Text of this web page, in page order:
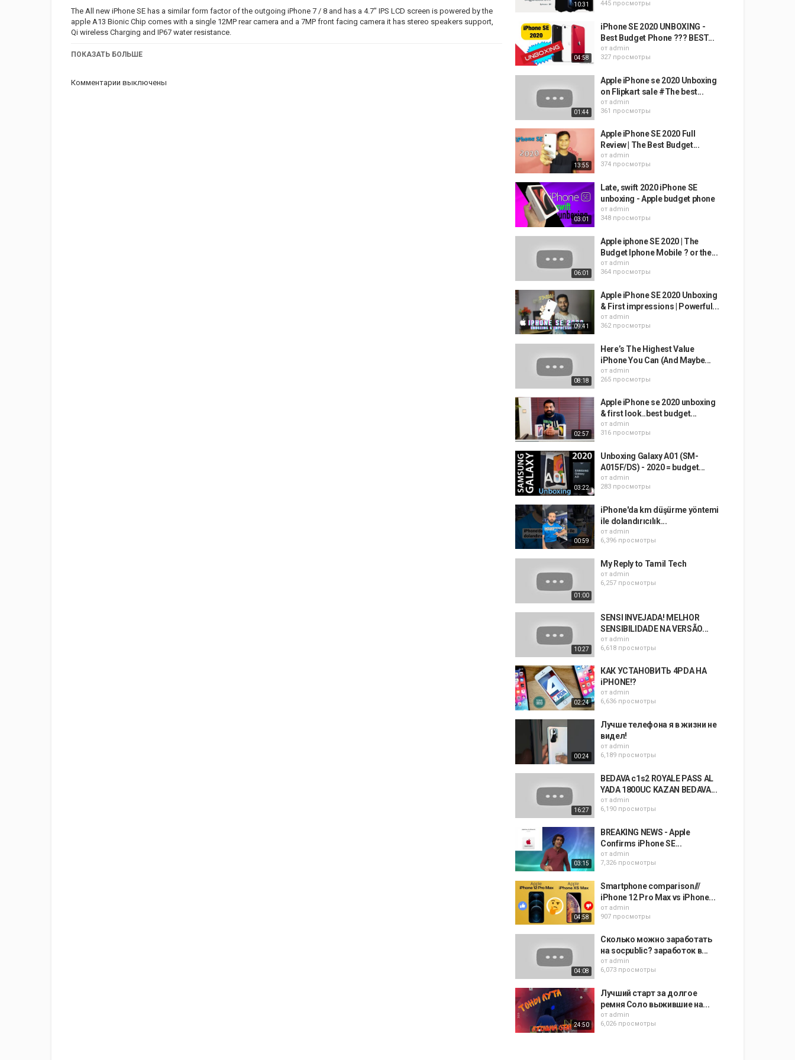
The All new iPhone SE has a similar form factor of the outgoing iPhone 7 / 8 and has a 4.7" IPS LCD screen is powered by the
apple A13 Bionic Chip comes with a single 12MP rear camera and a 7MP front facing camera it has stereo speakers support,
Qi wireless Charging and IP67 water resistance.
Go to the below link to purchase directly from Apple India’s Website:https://www.apple.com/in/iphone-se/
ПОКАЗАТЬ БОЛЬШЕ
Комментарии выключены
10:31 445 просмотры
04:58
iPhone SE 2020 UNBOXING -
Best Budget Phone ??? BEST...
от admin
327 просмотры
01:44
Apple iPhone se 2020 Unboxing
on Flipkart sale #The best...
от admin
361 просмотры
13:55
Apple iPhone SE 2020 Full
Review | The Best Budget...
от admin
374 просмотры
03:01
Late, swift 2020 iPhone SE
unboxing - Apple budget phone
от admin
348 просмотры
06:01
Apple iphone SE 2020 | The
Budget Iphone Mobile ? or the...
от admin
364 просмотры
09:41
Apple iPhone SE 2020 Unboxing
& First impressions | Powerful...
от admin
362 просмотры
08:18
Here’s The Highest Value
iPhone You Can (And Maybe...
от admin
265 просмотры
02:57
Apple iPhone se 2020 unboxing
& first look..best budget...
от admin
316 просмотры
03:22
Unboxing Galaxy A01 (SM-
A015F/DS) - 2020 = budget...
от admin
283 просмотры
00:59
iPhone'da km düşürme yöntemi
ile dolandırıcılık...
от admin
6,396 просмотры
01:00
My Reply to Tamil Tech
от admin
6,257 просмотры
10:27
SENSI INVEJADA! MELHOR
SENSIBILIDADE NA VERSÃO...
от admin
6,618 просмотры
02:24
КАК УСТАНОВИТЬ 4PDA НА
iPHONE!?
от admin
6,636 просмотры
00:24
Лучше телефона я в жизни не
видел!
от admin
6,189 просмотры
16:27
BEDAVA c1s2 ROYALE PASS AL
YADA 1800UC KAZAN BEDAVA...
от admin
6,190 просмотры
03:15
BREAKING NEWS - Apple
Confirms iPhone SE...
от admin
7,326 просмотры
04:58
Smartphone comparison///
iPhone 12 Pro Max vs iPhone...
от admin
907 просмотры
04:08
Сколько можно заработать
на socpublic? заработок в...
от admin
6,073 просмотры
24:50
Лучший старт за долгое
ремня Соло выжившие на...
от admin
6,026 просмотры